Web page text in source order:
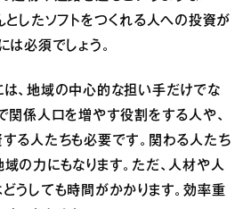
としたソフトをつくれる人への投資が
は必須でしょう。
、地域の中心的な担い手だけでな
関係人口を増やす役割をする人や、
る人たちも必要です。関わる人たち
の力にもなります。ただ、人材や人
うしても時間がかかります。効率重